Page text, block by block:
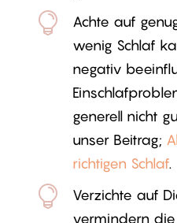

Achte auf
wenig Schlaf
negativ
generell nicht
unser Beitrag;
richtigen Schlaf.

Verzichte auf
vermindern